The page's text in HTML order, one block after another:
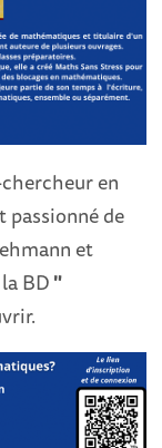
en
passionné de
et
BD"